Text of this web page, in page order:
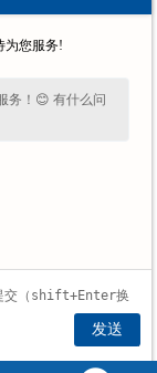
司
司
为您服务!
务！😊 有什么问
发送